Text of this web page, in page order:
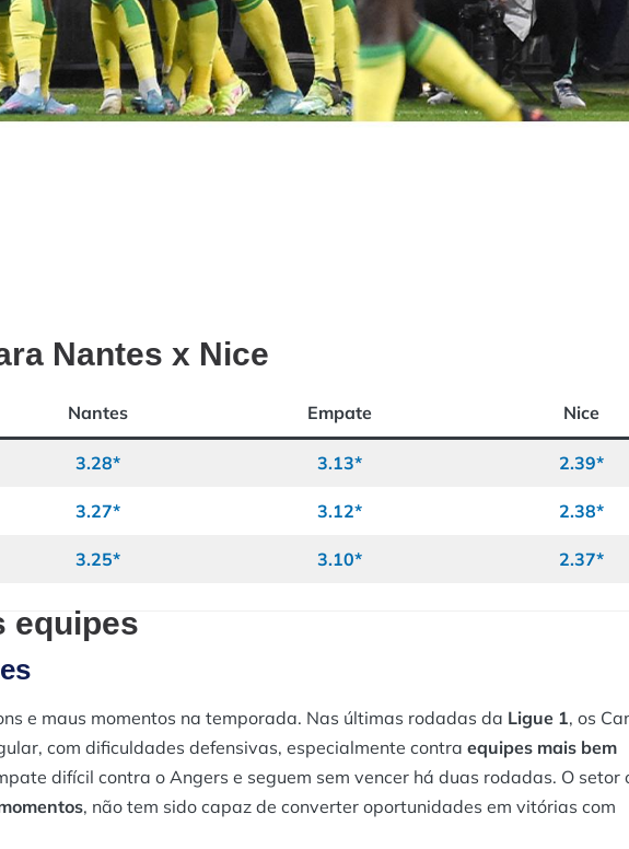
Nantes x Nice
Nantes Empate Nice
3.28* 3.13* 2.39*
3.27* 3.12* 2.38*
3.25* 3.10* 2.37*
equipes
e maus momentos na temporada. Nas últimas rodadas da Ligue 1, os
com dificuldades defensivas, especialmente contra equipes mais bem
difícil contra o Angers e seguem sem vencer há duas rodadas. O setor
, não tem sido capaz de converter oportunidades em vitórias com